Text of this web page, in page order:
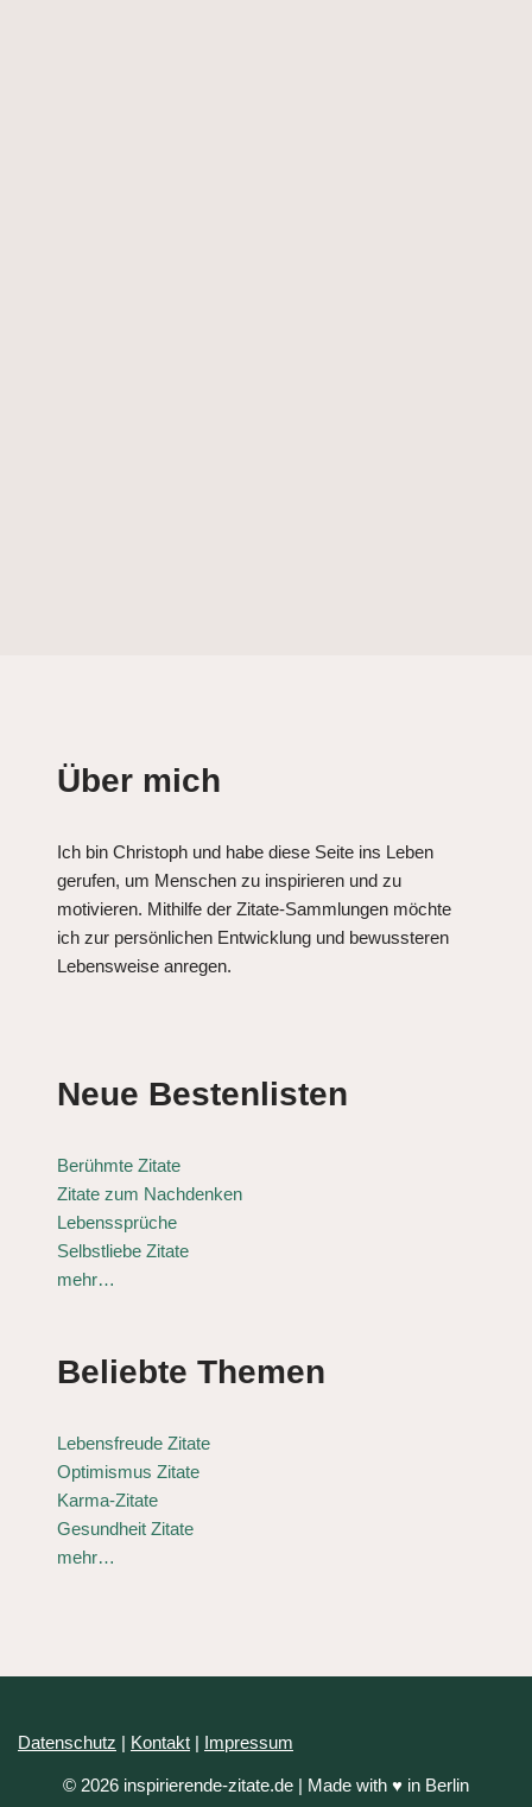
Über mich
Ich bin Christoph und habe diese Seite ins Leben
gerufen, um Menschen zu inspirieren und zu
motivieren. Mithilfe der Zitate-Sammlungen möchte
ich zur persönlichen Entwicklung und bewussteren
Lebensweise anregen.
Neue Bestenlisten
Berühmte Zitate
Zitate zum Nachdenken
Lebenssprüche
Selbstliebe Zitate
mehr…
Beliebte Themen
Lebensfreude Zitate
Optimismus Zitate
Karma-Zitate
Gesundheit Zitate
mehr…
Datenschutz | Kontakt | Impressum
© 2026 inspirierende-zitate.de | Made with ♥ in Berlin